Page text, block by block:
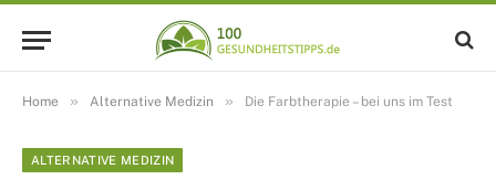
Home » Alternative Medizin » Die Farbtherapie – bei uns im Test
ALTERNATIVE MEDIZIN